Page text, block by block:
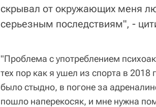
скрывал от окружающих меня
серьезным последствиям", -
"Проблема с употреблением
тех пор как я ушел из спорта в 2018
было стыдно, в погоне за
пошло наперекосяк, и мне нужна